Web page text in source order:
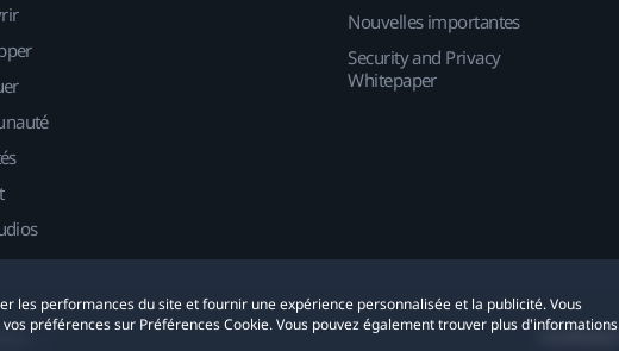
les performances du site et fournir une expérience personnalisée et la publicité. Vous
préférences sur Préférences Cookie. Vous pouvez également trouver plus d'informations
Nouvelles importantes
Security and Privacy
Whitepaper
Localisation